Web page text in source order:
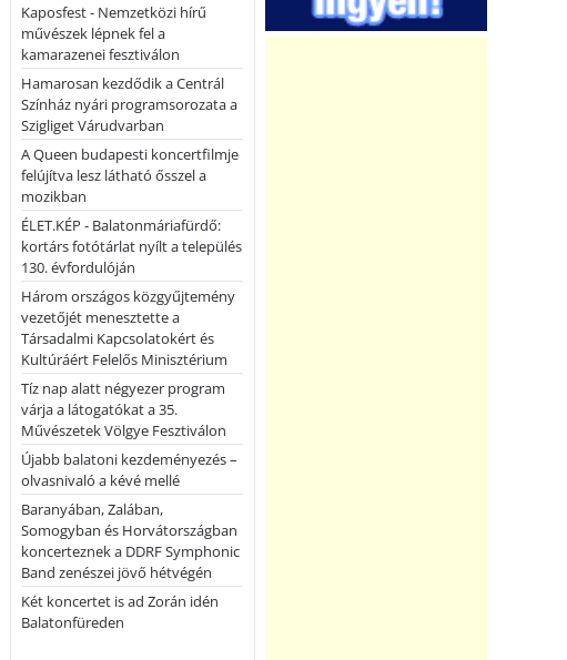
Kaposfest - Nemzetközi hírű
művészek lépnek fel a
kamarazenei fesztiválon
Hamarosan kezdődik a Centrál
Színház nyári programsorozata a
Szigliget Várudvarban
A Queen budapesti koncertfilmje
felújítva lesz látható ősszel a
mozikban
ÉLET.KÉP - Balatonmáriafürdő:
kortárs fotótárlat nyílt a település
130. évfordulóján
Három országos közgyűjtemény
vezetőjét menesztette a
Társadalmi Kapcsolatokért és
Kultúráért Felelős Minisztérium
Tíz nap alatt négyezer program
várja a látogatókat a 35.
Művészetek Völgye Fesztiválon
Újabb balatoni kezdeményezés –
olvasnivaló a kévé mellé
Baranyában, Zalában,
Somogyban és Horvátországban
koncerteznek a DDRF Symphonic
Band zenészei jövő hétvégén
Két koncertet is ad Zorán idén
Balatonfüreden